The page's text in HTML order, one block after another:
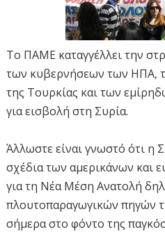
Το ΠΑΜΕ καταγγέλλει την
των κυβερνήσεων των ΗΠΑ,
της Τουρκίας και των
για εισβολή στη Συρία.
Άλλωστε είναι γνωστό ότι η
σχέδια των αμερικάνων και
για τη Νέα Μέση Ανατολή
πλουτοπαραγωγικών πηγών
σήμερα στο φόντο της